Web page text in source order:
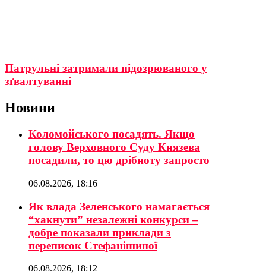
Патрульні затримали підозрюваного у
зґвалтуванні
Новини
Коломойського посадять. Якщо
голову Верховного Суду Князева
посадили, то цю дрібноту запросто
06.08.2026, 18:16
Як влада Зеленського намагається
“хакнути” незалежні конкурси –
добре показали приклади з
переписок Стефанішиної
06.08.2026, 18:12